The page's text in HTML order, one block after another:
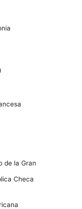
de la Gran
Checa